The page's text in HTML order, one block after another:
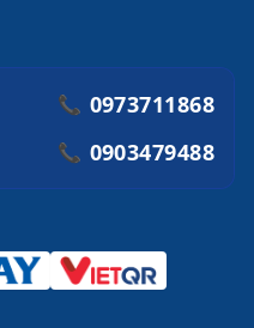
📞 0973711868
📞 0903479488